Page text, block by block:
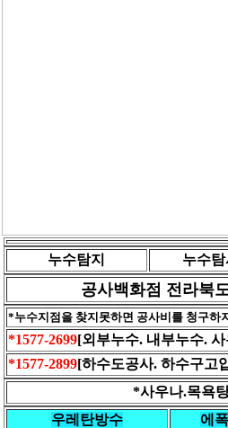
누수탐지 누수탐
공사백화점 전라북
*누수지점을 찾지못하면 공사비를 청구하
*1577-2699[외부누수. 내부누수.
*1577-2899[하수도공사. 하수구고
*사우나.목욕
우레탄방수
에